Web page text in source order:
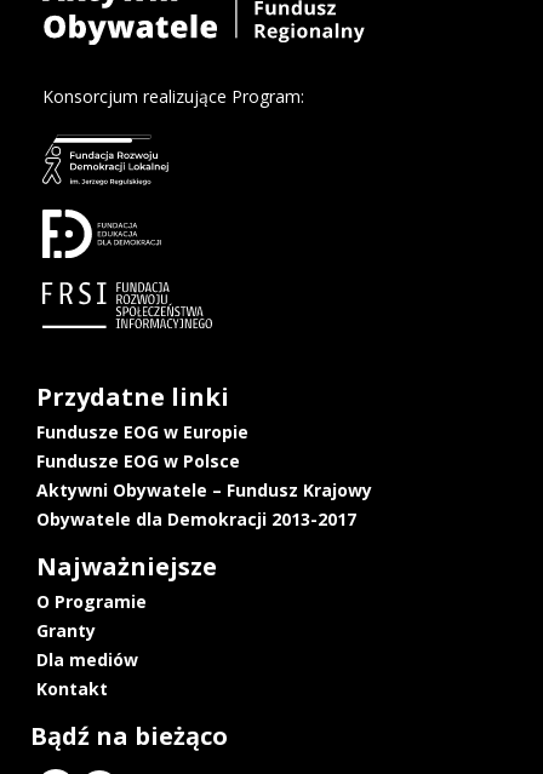
Konsorcjum realizujące Program:
Przydatne linki
Fundusze EOG w Europie
Fundusze EOG w Polsce
Aktywni Obywatele – Fundusz Krajowy
Obywatele dla Demokracji 2013-2017
Najważniejsze
O Programie
Granty
Dla mediów
Kontakt
Bądź na bieżąco